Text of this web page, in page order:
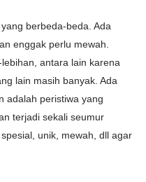
berbeda-beda. Ada
enggak perlu mewah.
antara lain karena
lain masih banyak. Ada
adalah peristiwa yang
terjadi sekali seumur
unik, mewah, dll agar